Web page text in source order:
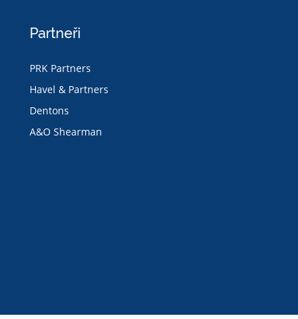
Partneři
PRK Partners
Havel & Partners
Dentons
A&O Shearman